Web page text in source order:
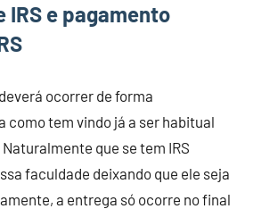
IRS e pagamento
ocorrer de forma
como tem vindo já a ser habitual
que se tem IRS
faculdade deixando que ele seja
a entrega só ocorre no final